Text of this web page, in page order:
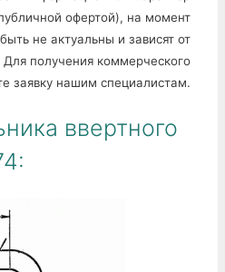
офертой), на момент
не актуальны и зависят от
получения коммерческого
заявку нашим специалистам.
ввертного